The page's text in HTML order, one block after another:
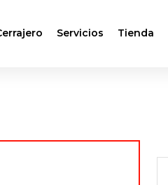
Servicios Tienda